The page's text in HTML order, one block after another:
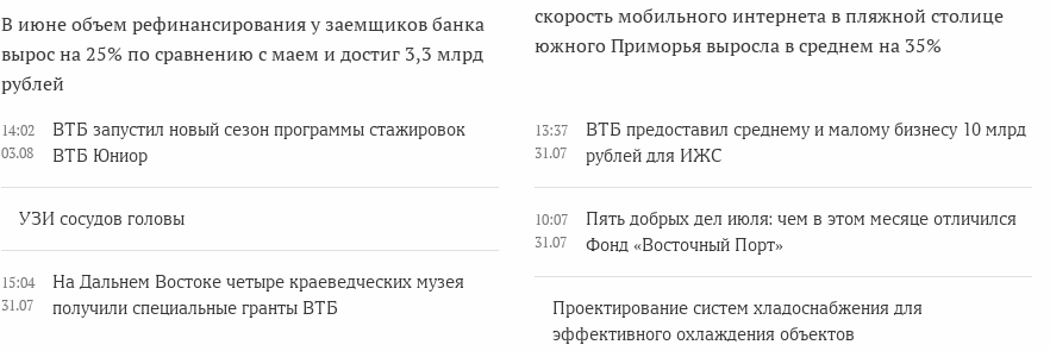
В июне объем рефинансирования у заемщиков банка
вырос на 25% по сравнению с маем и достиг 3,3 млрд
рублей
скорость мобильного интернета в пляжной столице
южного Приморья выросла в среднем на 35%
14:02
03.08
ВТБ запустил новый сезон программы стажировок
ВТБ Юниор
УЗИ сосудов головы
15:04
31.07
На Дальнем Востоке четыре краеведческих музея
получили специальные гранты ВТБ
13:37
31.07
ВТБ предоставил среднему и малому бизнесу 10 млрд
рублей для ИЖС
10:07
31.07
Пять добрых дел июля: чем в этом месяце отличился
Фонд «Восточный Порт»
Проектирование систем хладоснабжения для
эффективного охлаждения объектов